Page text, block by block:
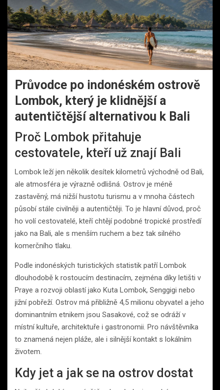
Průvodce po indonéském ostrově
Lombok, který je klidnější a
autentičtější alternativou k Bali
Proč Lombok přitahuje
cestovatele, kteří už znají Bali
Lombok leží jen několik desítek kilometrů východně od Bali,
ale atmosféra je výrazně odlišná. Ostrov je méně
zastavěný, má nižší hustotu turismu a v mnoha částech
působí stále civilněji a autentičtěji. To je hlavní důvod, proč
ho volí cestovatelé, kteří chtějí podobné tropické prostředí
jako na Bali, ale s menším ruchem a bez tak silného
komerčního tlaku.
Podle indonéských turistických statistik patří Lombok
dlouhodobě k rostoucím destinacím, zejména díky letišti v
Praye a rozvoji oblastí jako Kuta Lombok, Senggigi nebo
jižní pobřeží. Ostrov má přibližně 4,5 milionu obyvatel a jeho
dominantním etnikem jsou Sasakové, což se odráží v
místní kultuře, architektuře i gastronomii. Pro návštěvníka
to znamená nejen pláže, ale i silnější kontakt s lokálním
životem.
Kdy jet a jak se na ostrov dostat